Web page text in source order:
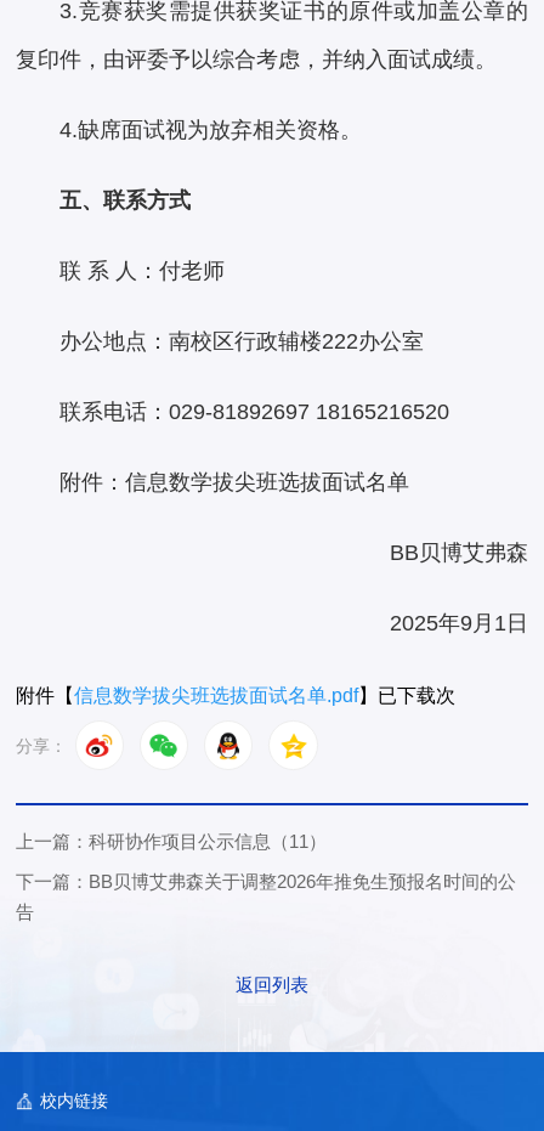
3.竞赛获奖需提供获奖证书的原件或加盖公章的
复印件，由评委予以综合考虑，并纳入面试成绩。
4.缺席面试视为放弃相关资格。
五、联系方式
联 系 人：付老师
办公地点：南校区行政辅楼222办公室
联系电话：029-81892697 18165216520
附件：信息数学拔尖班选拔面试名单
BB贝博艾弗森
2025年9月1日
附件【信息数学拔尖班选拔面试名单.pdf】已下载次
分享：
上一篇：科研协作项目公示信息（11）
下一篇：BB贝博艾弗森关于调整2026年推免生预报名时间的公
告
返回列表
校内链接